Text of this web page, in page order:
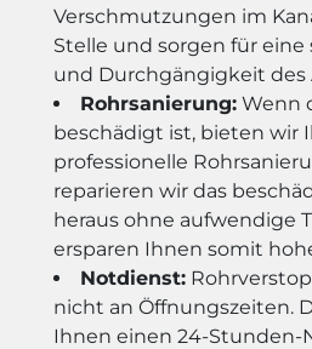
Verschmutzungen im
Stelle und sorgen für
und Durchgängigkeit des
Rohrsanierung: Wenn
beschädigt ist, bieten wir
professionelle
reparieren wir das
heraus ohne aufwendige
ersparen Ihnen somit
Notdienst:
nicht an Öffnungszeiten.
Ihnen einen 24-Stunden-